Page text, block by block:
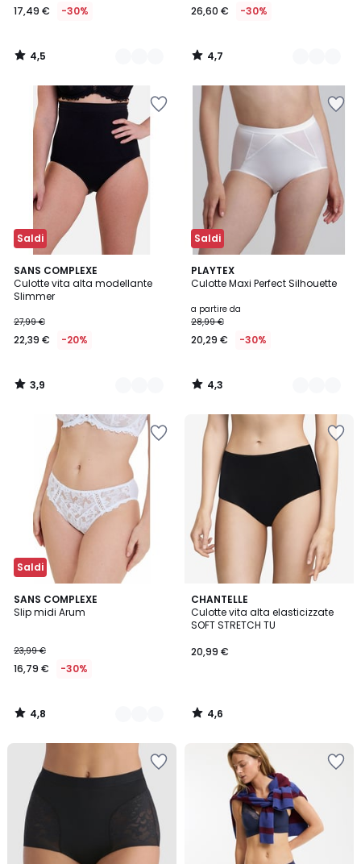
17,49 € -30%
4,5
/
26,60 € -30%
4,7
/
Saldi
SANS COMPLEXE
Culotte vita alta modellante
Slimmer
27,99 €
22,39 € -20%
3,9
/ 5
2
Colori
3,9
/
Saldi
PLAYTEX
Culotte Maxi Perfect Silhouette
a partire da
28,99 €
20,29 € -30%
4,3
/ 5
2
Colori
4,3
/
Saldi
SANS COMPLEXE
Slip midi Arum
23,99 €
16,79 € -30%
4,8
/ 5
2
Colori
4,8
/
CHANTELLE
Culotte vita alta elasticizzate
SOFT STRETCH TU
20,99 €
4,6
/ 5
4,6
/